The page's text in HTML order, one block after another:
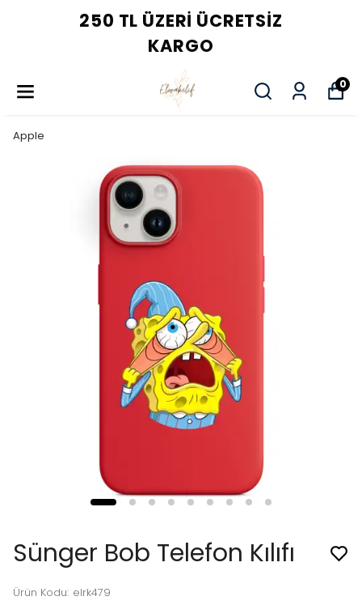
250 TL ÜZERI ÜCRETSIZ
KARGO
0
Apple
Sünger Bob Telefon Kılıfı
Ürün Kodu: elrk479